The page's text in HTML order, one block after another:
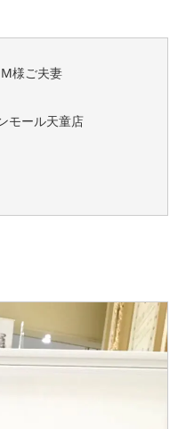
様ご夫妻
モール天童店